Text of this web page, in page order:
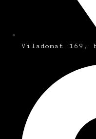
Viladomat 169,